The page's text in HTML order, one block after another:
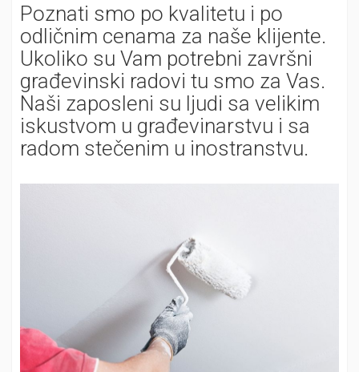
Poznati smo po kvalitetu i po
odličnim cenama za naše klijente.
Ukoliko su Vam potrebni završni
građevinski radovi tu smo za Vas.
Naši zaposleni su ljudi sa velikim
iskustvom u građevinarstvu i sa
radom stečenim u inostranstvu.